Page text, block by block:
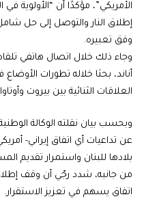
الأمريكي”، مؤكدًا أن “الأولوية
إطلاق النار والتوصل إلى حل
وفق تعبيره.
وجاء ذلك خلال اتصال هاتفي تلقاه
أناند، بحثا خلاله تطورات
العلاقات الثنائية بين بيروت
وبحسب بيان نقلته الوكالة
عن تداعيات أي اتفاق إيراني-
بلادها للبنان واستمرار تقديم
من جانبه، شدد رجّي أن وقف
اتفاق يسهم في تعزيز الاستقرار.